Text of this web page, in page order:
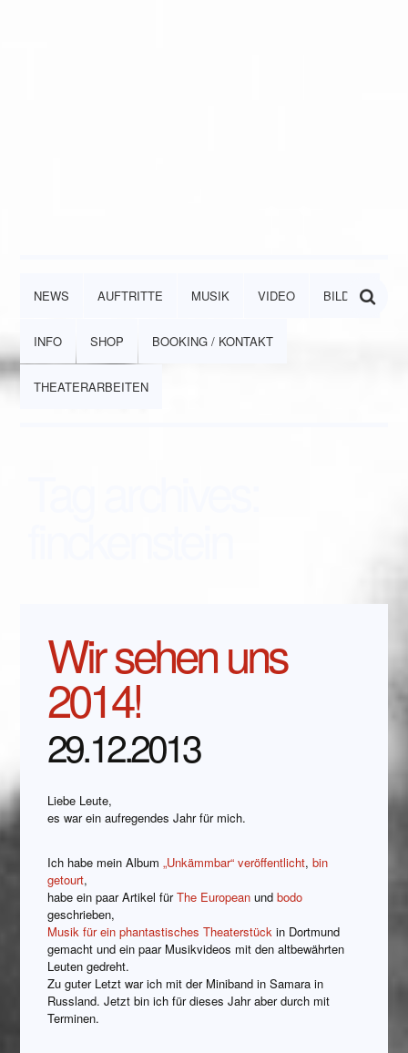
NEWS AUFTRITTE MUSIK VIDEO BILDER
INFO SHOP BOOKING / KONTAKT
THEATERARBEITEN
Wir sehen uns
2014!
29.12.2013
Liebe Leute,
es war ein aufregendes Jahr für mich.
Ich habe mein Album„Unkämmbar“ veröffentlicht,bin
getourt,
habe ein paar Artikel fürThe European undbodo
geschrieben,
Musik für ein phantastisches Theaterstück in Dortmund
gemacht und ein paar Musikvideos mit den altbewährten
Leuten gedreht.
Zu guter Letzt war ich mit der Miniband in Samara in
Russland. Jetzt bin ich für dieses Jahr aber durch mit
Terminen.